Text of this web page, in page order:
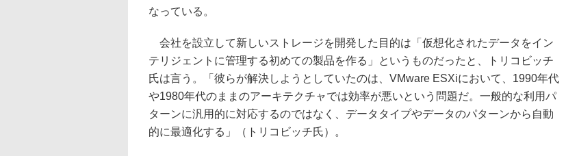
なっている。
会社を設立して新しいストレージを開発した目的は「仮想化されたデータをイン
テリジェントに管理する初めての製品を作る」というものだったと、トリコビッチ
氏は言う。「彼らが解決しようとしていたのは、VMware ESXiにおいて、1990年代
や1980年代のままのアーキテクチャでは効率が悪いという問題だ。一般的な利用パ
ターンに汎用的に対応するのではなく、データタイプやデータのパターンから自動
的に最適化する」（トリコビッチ氏）。